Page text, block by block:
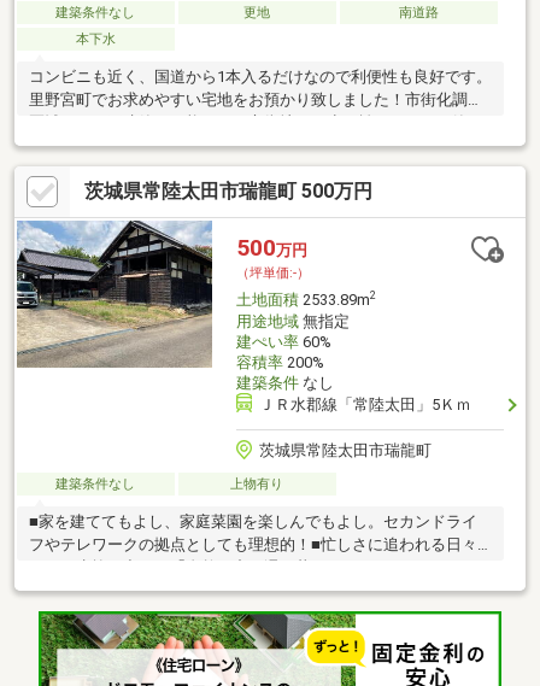
建築条件なし 更地
南道路
本下水
コンビニも近く、国道から1本入るだけなので利便性も良好です。
里野宮町でお求めやすい宅地をお預かり致しました！市街化調整
な生活が可能です。ぜひご検討ください！
茨城県常陸太田市瑞龍町 500万円
500万円
（坪単価:-）
土地面積2533.89m2
用途地域無指定
建ぺい率60%
容積率200%
建築条件なし
ＪＲ水郡線「常陸太田」5Ｋｍ
茨城県常陸太田市瑞龍町
建築条件なし 上物有り
■家を建ててもよし、家庭菜園を楽しんでもよし。セカンドライ
フやテレワークの拠点としても理想的！■忙しさに追われる日々
から一歩抜け出し、「自然の中に還る暮らし」、はじめてみませ
んか？